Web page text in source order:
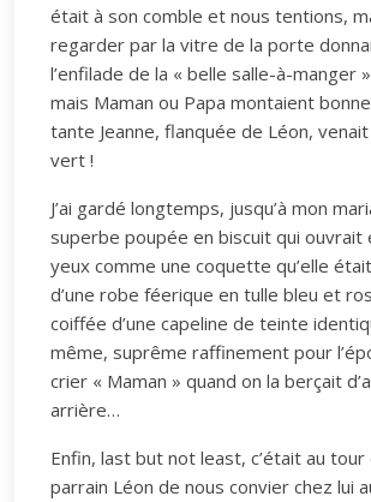
était à son comble et nous tentions,
regarder par la vitre de la porte
l’enfilade de la « belle salle-à-manger
mais Maman ou Papa montaient
tante Jeanne, flanquée de Léon,
vert !
J’ai gardé longtemps, jusqu’à mon
superbe poupée en biscuit qui ouvrait
yeux comme une coquette qu’elle
d’une robe féerique en tulle bleu et
coiffée d’une capeline de teinte
même, suprême raffinement pour
crier « Maman » quand on la berçait
arrière…
Enfin, last but not least, c’était au tour
parrain Léon de nous convier chez lui